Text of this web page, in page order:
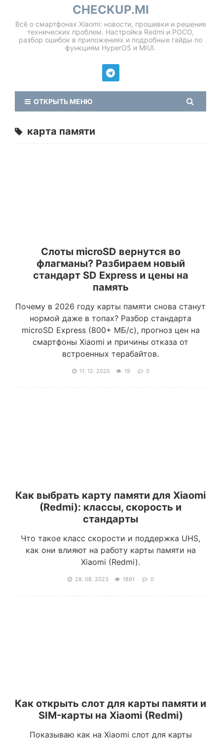
CHECKUP.MI
Всё о смартфонах Xiaomi: новости, прошивки и решение
технических проблем. Настройка Redmi и POCO,
разбор ошибок в приложениях и подробные гайды по
функциям HyperOS и MIUI.
ОТКРЫТЬ МЕНЮ
карта памяти
Слоты microSD вернутся во
флагманы? Разбираем новый
стандарт SD Express и цены на
память
Почему в 2026 году карты памяти снова станут
нормой даже в топах? Разбор стандарта
microSD Express (800+ МБ/с), прогноз цен на
смартфоны Xiaomi и причины отказа от
встроенных терабайтов.
11. 12. 2025 19 0
Как выбрать карту памяти для Xiaomi
(Redmi): классы, скорость и
стандарты
Что такое класс скорости и поддержка UHS,
как они влияют на работу карты памяти на
Xiaomi (Redmi).
28. 08. 2023 1891 0
Как открыть слот для карты памяти и
SIM-карты на Xiaomi (Redmi)
Показываю как на Xiaomi слот для карты